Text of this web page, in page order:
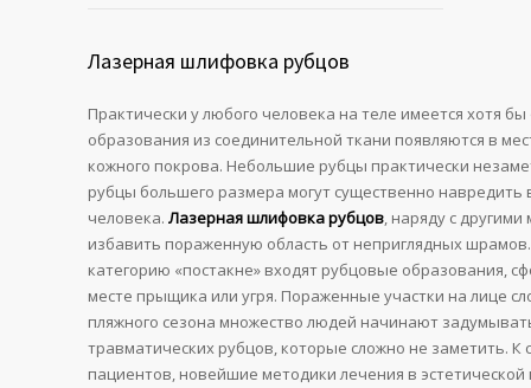
Лазерная шлифовка рубцов
Практически у любого человека на теле имеется хотя
образования из соединительной ткани появляются в
кожного покрова. Небольшие рубцы практически
рубцы большего размера могут существенно
человека. Лазерная шлифовка рубцов, наряду с
избавить пораженную область от неприглядных
категорию «постакне» входят рубцовые образования,
месте прыщика или угря. Пораженные участки на лице
пляжного сезона множество людей начинают
травматических рубцов, которые сложно не заметить. К
пациентов, новейшие методики лечения в